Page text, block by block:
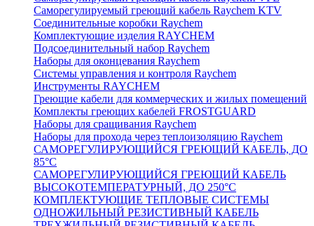
Саморегулируемый греющий кабель Raychem KTV
Соединительные коробки Raychem
Комплектующие изделия RAYCHEM
Подсоединительный набор Raychem
Наборы для оконцевания Raychem
Системы управления и контроля Raychem
Инструменты RAYCHEM
Греющие кабели для коммерческих и жилых помещений
Комплекты греющих кабелей FROSTGUARD
Наборы для сращивания Raychem
Наборы для прохода через теплоизоляцию Raychem
САМОРЕГУЛИРУЮЩИЙСЯ ГРЕЮЩИЙ КАБЕЛЬ, ДО
85°С
САМОРЕГУЛИРУЮЩИЙСЯ ГРЕЮЩИЙ КАБЕЛЬ
ВЫСОКОТЕМПЕРАТУРНЫЙ, ДО 250°С
КОМПЛЕКТУЮЩИЕ ТЕПЛОВЫЕ СИСТЕМЫ
ОДНОЖИЛЬНЫЙ РЕЗИСТИВНЫЙ КАБЕЛЬ